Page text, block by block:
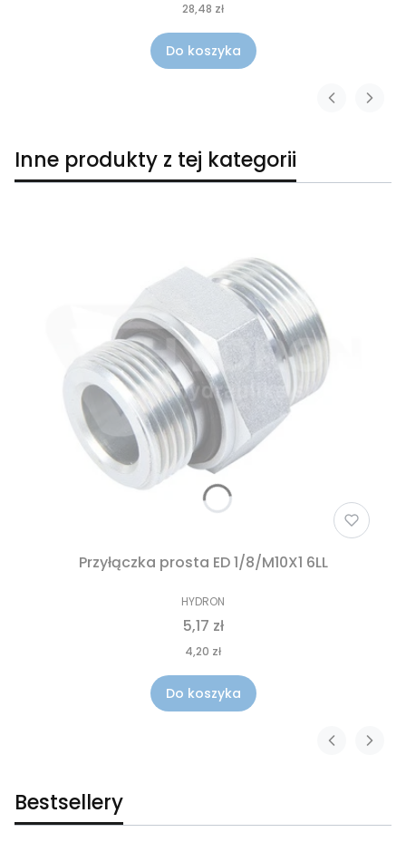
28,48 zł
Do koszyka
Inne produkty z tej kategorii
Przyłączka prosta ED 1/8/M10X1 6LL
HYDRON
5,17 zł
4,20 zł
Do koszyka
Bestsellery